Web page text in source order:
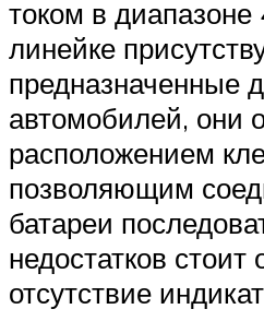
током в
линейке
предназначенные
автомобилей, они
расположением
позволяющим
батареи
недостатков стоит
отсутствие